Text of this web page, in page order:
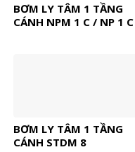
BƠM LY TÂM 1 TẦNG
CÁNH NPM 1 C / NP 1 C
BƠM LY TÂM 1 TẦNG
CÁNH STDM 8